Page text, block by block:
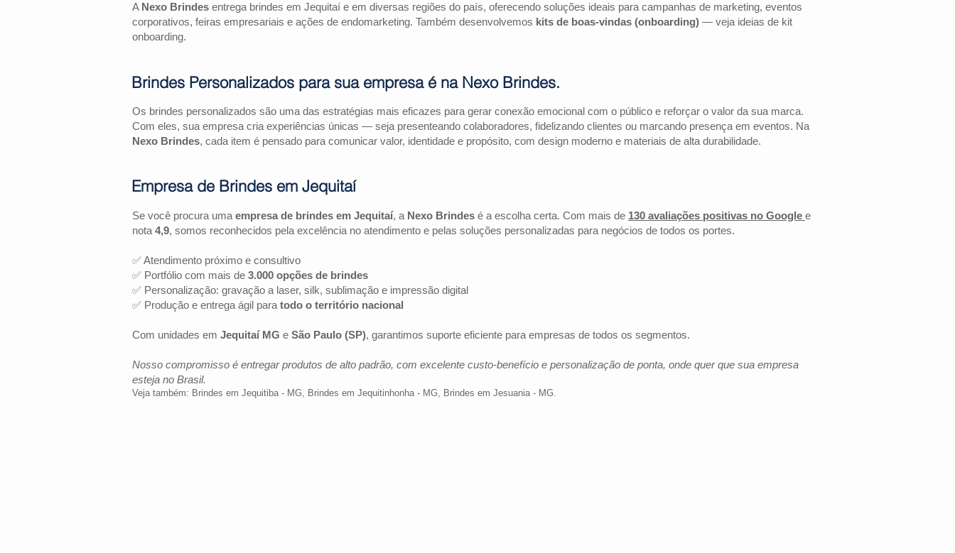
A Nexo Brindes entrega brindes em Jequitaí e em diversas regiões do país, oferecendo soluções ideais para campanhas de marketing, eventos
corporativos, feiras empresariais e ações de endomarketing. Também desenvolvemos kits de boas-vindas (onboarding) — veja ideias de kit
onboarding.
Os brindes personalizados são uma das estratégias mais eficazes para gerar conexão emocional com o público e reforçar o valor da sua marca.
Com eles, sua empresa cria experiências únicas — seja presenteando colaboradores, fidelizando clientes ou marcando presença em eventos. Na
Nexo Brindes, cada item é pensado para comunicar valor, identidade e propósito, com design moderno e materiais de alta durabilidade.
Se você procura uma empresa de brindes em Jequitaí, a Nexo Brindes é a escolha certa. Com mais de 130 avaliações positivas no Google e
nota 4,9, somos reconhecidos pela excelência no atendimento e pelas soluções personalizadas para negócios de todos os portes.
✅ Atendimento próximo e consultivo
✅ Portfólio com mais de 3.000 opções de brindes
✅ Personalização: gravação a laser, silk, sublimação e impressão digital
✅ Produção e entrega ágil para todo o território nacional
Com unidades em Jequitaí MG e São Paulo (SP), garantimos suporte eficiente para empresas de todos os segmentos.
Nosso compromisso é entregar produtos de alto padrão, com excelente custo-benefício e personalização de ponta, onde quer que sua empresa
esteja no Brasil.
Veja também: Brindes em Jequitiba - MG, Brindes em Jequitinhonha - MG, Brindes em Jesuania - MG.
Brindes Personalizados para sua empresa é na Nexo Brindes.
Empresa de Brindes em Jequitaí